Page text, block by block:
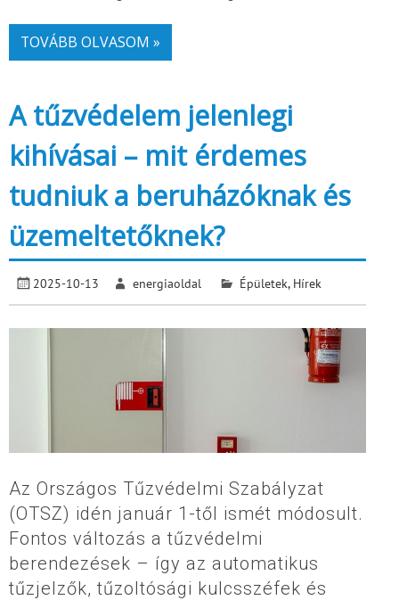
TOVÁBB OLVASOM »
A tűzvédelem jelenlegi
kihívásai – mit érdemes
tudniuk a beruházóknak és
üzemeltetőknek?
2025-10-13 energiaoldal Épületek, Hírek
Az Országos Tűzvédelmi Szabályzat
(OTSZ) idén január 1-től ismét módosult.
Fontos változás a tűzvédelmi
berendezések – így az automatikus
tűzjelzők, tűzoltósági kulcsszéfek és